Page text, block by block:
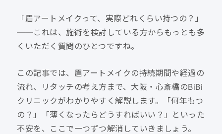
「眉アートメイクって、実際どれくらい持つの？」
——これは、施術を検討している方からもっとも多
くいただく質問のひとつですね。
この記事では、眉アートメイクの持続期間や経過の
流れ、リタッチの考え方まで、大阪・心斎橋のBiBi
クリニックがわかりやすく解説します。「何年もつ
の？」「薄くなったらどうすればいい？」といった
不安を、ここで一つずつ解消していきましょう。